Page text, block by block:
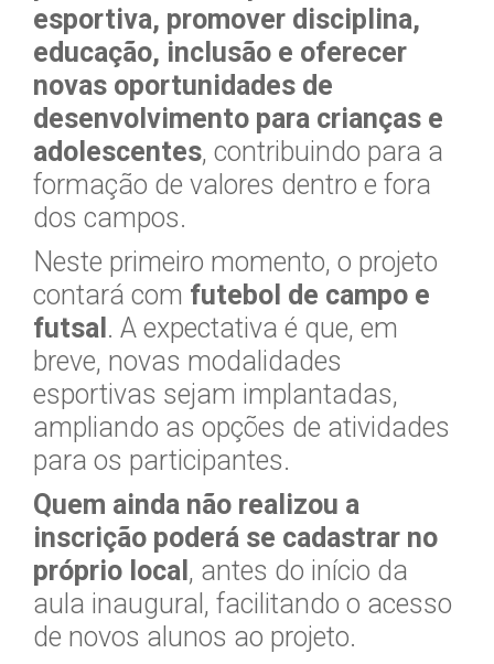
esportiva, promover disciplina,
educação, inclusão e oferecer
novas oportunidades de
desenvolvimento para crianças e
adolescentes, contribuindo para a
formação de valores dentro e fora
dos campos.
Neste primeiro momento, o projeto
contará com futebol de campo e
futsal . A expectativa é que, em
breve, novas modalidades
esportivas sejam implantadas,
ampliando as opções de atividades
para os participantes.
Quem ainda não realizou a
inscrição poderá se cadastrar no
próprio local , antes do início da
aula inaugural, facilitando o acesso
de novos alunos ao projeto.